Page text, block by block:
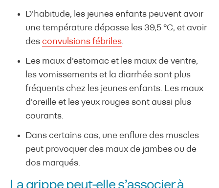
D’habitude, les jeunes enfants peuvent avoir
une température dépasse les 39,5 °C, et avoir
des convulsions fébriles.
Les maux d’estomac et les maux de ventre,
les vomissements et la diarrhée sont plus
fréquents chez les jeunes enfants. Les maux
d’oreille et les yeux rouges sont aussi plus
courants.
Dans certains cas, une enflure des muscles
peut provoquer des maux de jambes ou de
dos marqués.
La grippe peut-elle s’associer à